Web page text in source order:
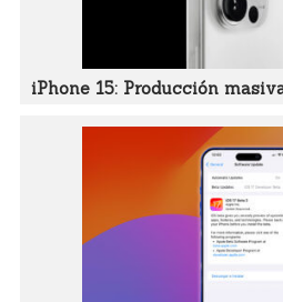
iPhone 15: Producción